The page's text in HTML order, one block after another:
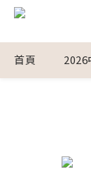
首頁 2026